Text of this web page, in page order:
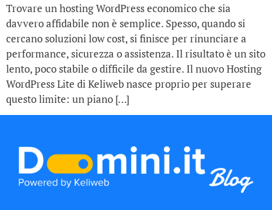
Trovare un hosting WordPress economico che sia
davvero affidabile non è semplice. Spesso, quando si
cercano soluzioni low cost, si finisce per rinunciare a
performance, sicurezza o assistenza. Il risultato è un sito
lento, poco stabile o difficile da gestire. Il nuovo Hosting
WordPress Lite di Keliweb nasce proprio per superare
questo limite: un piano […]